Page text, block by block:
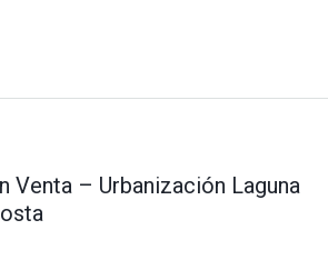
Venta – Urbanización Laguna